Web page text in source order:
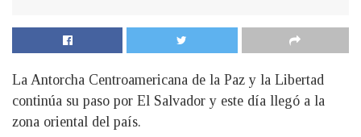
La Antorcha Centroamericana de la Paz y la Libertad
continúa su paso por El Salvador y este día llegó a la
zona oriental del país.